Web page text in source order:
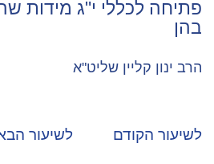
י"ג מידות שהתורה נדרשת
לשיעור הבא